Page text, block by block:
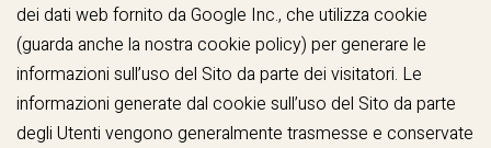
dei dati web fornito da Google Inc., che utilizza cookie
(guarda anche la nostracookie policy) per generare le
informazioni sull’uso del Sito da parte dei visitatori. Le
informazioni generate dal cookie sull’uso del Sito da parte
degli Utenti vengono generalmente trasmesse e conservate